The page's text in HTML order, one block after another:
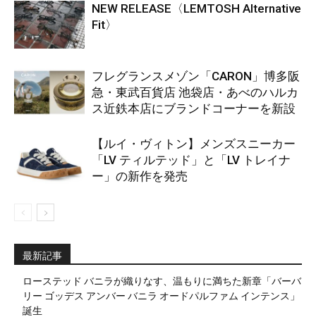
NEW RELEASE〈LEMTOSH Alternative
Fit〉
フレグランスメゾン「CARON」博多阪
急・東武百貨店 池袋店・あべのハルカ
ス近鉄本店にブランドコーナーを新設
【ルイ・ヴィトン】メンズスニーカー
「LV ティルテッド」と「LV トレイナ
ー」の新作を発売
最新記事
ローステッド バニラが織りなす、温もりに満ちた新章「バーバ
リー ゴッデス アンバー バニラ オードパルファム インテンス」
誕生